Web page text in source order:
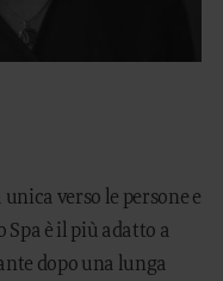
verso le persone e
è il più adatto a
dopo una lunga